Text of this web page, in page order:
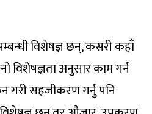
विशेषज्ञ छन्, कसरी कहाँ
विशेषज्ञता अनुसार काम गर्न
गरी सहजीकरण गर्नु पनि